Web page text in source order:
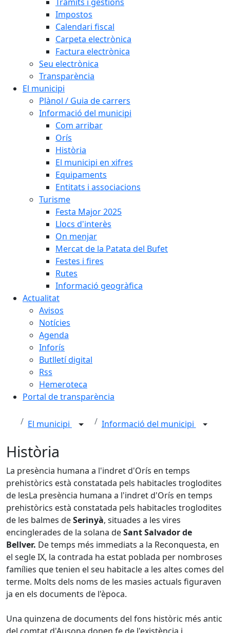
Impostos
Calendari fiscal
Carpeta electrònica
Factura electrònica
Seu electrònica
Transparència
El municipi
Plànol / Guia de carrers
Informació del municipi
Com arribar
Orís
Història
El municipi en xifres
Equipaments
Entitats i associacions
Turisme
Festa Major 2025
Llocs d'interès
On menjar
Mercat de la Patata del Bufet
Festes i fires
Rutes
Informació geogràfica
Actualitat
Avisos
Notícies
Agenda
Inforís
Butlletí digital
Rss
Hemeroteca
Portal de transparència
El municipi Informació del municipi
Història
La presència humana a l'indret d'Orís en temps
prehistòrics està constatada pels habitacles troglodites
de lesLa presència humana a l'indret d'Orís en temps
prehistòrics està constatada pels habitacles troglodites
de les balmes deSerinyà, situades a les vires
encinglerades de la solana deSant Salvador de
Bellver. De temps més immediats a la Reconquesta, en
el segle IX, la contrada ha estat poblada per nombroses
famílies que tenien el seu habitacle a les altes comes del
terme. Molts dels noms de les masies actuals figuraven
ja en els documents de l'època.
Una quinzena de documents del fons històric més antic